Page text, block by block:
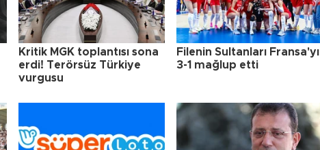
Kritik MGK toplantısı sona
erdi! Terörsüz Türkiye
vurgusu
Filenin Sultanları Fransa'yı
3-1 mağlup etti